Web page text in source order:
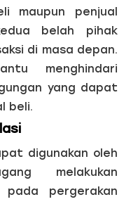
maupun penjual
belah pihak
di masa depan.
menghindari
yang dapat
beli.
digunakan oleh
melakukan
pergerakan